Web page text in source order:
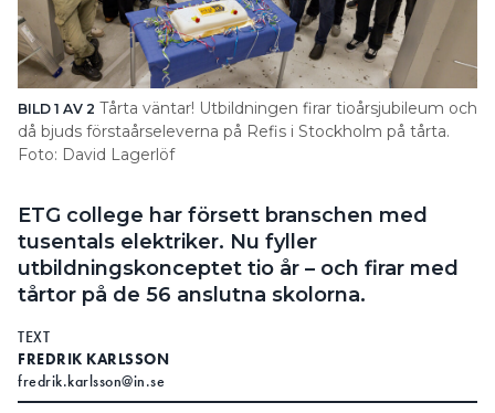
BILD 1 AV 2 Tårta väntar! Utbildningen firar tioårsjubileum och
då bjuds förstaårseleverna på Refis i Stockholm på tårta.
Foto: David Lagerlöf
ETG college har försett ­branschen med
tusentals ­elektriker. Nu fyller
utbildningskonceptet tio år – och firar med
tårtor på de 56 anslutna skolorna.
TEXT
FREDRIK KARLSSON
fredrik.karlsson@in.se